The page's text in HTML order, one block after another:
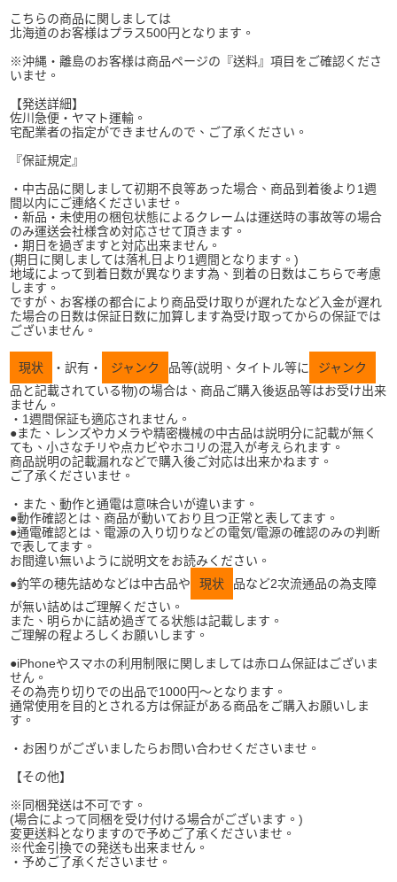
こちらの商品に関しましては
北海道のお客様はプラス500円となります。
※沖縄・離島のお客様は商品ページの『送料』項目をご確認くださ
いませ。
【発送詳細】
佐川急便・ヤマト運輸。
宅配業者の指定ができませんので、ご了承ください。
『保証規定』
・中古品に関しまして初期不良等あった場合、商品到着後より1週
間以内にご連絡くださいませ。
・新品・未使用の梱包状態によるクレームは運送時の事故等の場合
のみ運送会社様含め対応させて頂きます。
・期日を過ぎますと対応出来ません。
(期日に関しましては落札日より1週間となります。)
地域によって到着日数が異なります為、到着の日数はこちらで考慮
します。
ですが、お客様の都合により商品受け取りが遅れたなど入金が遅れ
た場合の日数は保証日数に加算します為受け取ってからの保証では
ございません。
現状 ・訳有・ ジャンク 品等(説明、タイトル等に
ジャンク
品と記載されている物)の場合は、商品ご購入後返品等はお受け出来
ません。
・1週間保証も適応されません。
●また、レンズやカメラや精密機械の中古品は説明分に記載が無く
ても、小さなチリや点カビやホコリの混入が考えられます。
商品説明の記載漏れなどで購入後ご対応は出来かねます。
ご了承くださいませ。
・また、動作と通電は意味合いが違います。
●動作確認とは、商品が動いており且つ正常と表してます。
●通電確認とは、電源の入り切りなどの電気/電源の確認のみの判断
で表してます。
お間違い無いように説明文をお読みください。
●釣竿の穂先詰めなどは中古品や
現状
品など2次流通品の為支障
が無い詰めはご理解ください。
また、明らかに詰め過ぎてる状態は記載します。
ご理解の程よろしくお願いします。
●iPhoneやスマホの利用制限に関しましては赤ロム保証はございま
せん。
その為売り切りでの出品で1000円〜となります。
通常使用を目的とされる方は保証がある商品をご購入お願いしま
す。
・お困りがございましたらお問い合わせくださいませ。
【その他】
※同梱発送は不可です。
(場合によって同梱を受け付ける場合がございます。)
変更送料となりますので予めご了承くださいませ。
※代金引換での発送も出来ません。
・予めご了承くださいませ。